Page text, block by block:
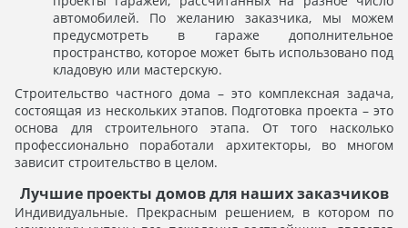
автомобилей. По желанию заказчика, мы можем
предусмотреть в гараже дополнительное
пространство, которое может быть использовано под
кладовую или мастерскую.
Строительство частного дома – это комплексная задача,
состоящая из нескольких этапов. Подготовка проекта – это
основа для строительного этапа. От того насколько
профессионально поработали архитекторы, во многом
зависит строительство в целом.
Лучшие проекты домов для наших заказчиков
Индивидуальные. Прекрасным решением, в котором по